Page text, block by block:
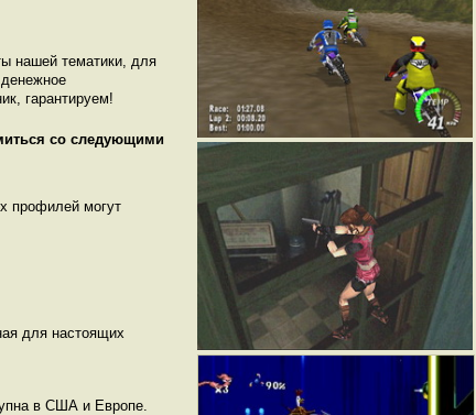
нашей тематики, для
гарантируем!
со следующими
профилей могут
для настоящих
в США и Европе.